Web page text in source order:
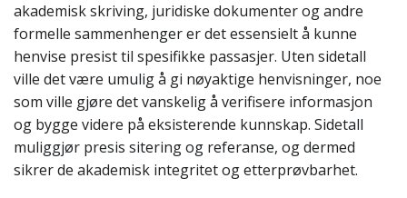
akademisk skriving, juridiske dokumenter og andre
formelle sammenhenger er det essensielt å kunne
henvise presist til spesifikke passasjer. Uten sidetall
ville det være umulig å gi nøyaktige henvisninger, noe
som ville gjøre det vanskelig å verifisere informasjon
og bygge videre på eksisterende kunnskap. Sidetall
muliggjør presis sitering og referanse, og dermed
sikrer de akademisk integritet og etterprøvbarhet.